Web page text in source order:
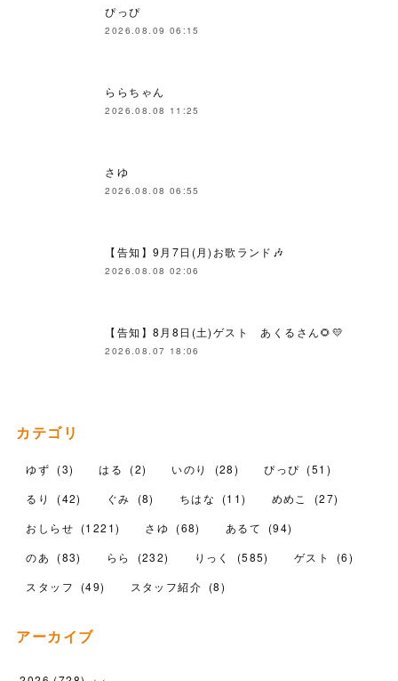
ぴっぴ
2026.08.09 06:15
ららちゃん
2026.08.08 11:25
さゆ
2026.08.08 06:55
【告知】9月7日(月)お歌ランド🎶
2026.08.08 02:06
【告知】8月8日(土)ゲスト あくるさん🌻💛
2026.08.07 18:06
カテゴリ
ゆず (3) はる (2) いのり (28) ぴっぴ (51 )
るり
(42) ぐみ (8) ちはな (11) めめこ (27)
おしらせ (1221) さゆ (68) あるて (94)
のあ
(83) らら (232) りっく (585) ゲスト (6)
スタッフ
(49) スタッフ紹介 (8)
アーカイブ